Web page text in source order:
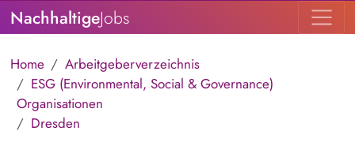
NachhaltigeJobs
Home
Arbeitgeberverzeichnis
ESG (Environmental, Social & Governance)
Organisationen
Dresden